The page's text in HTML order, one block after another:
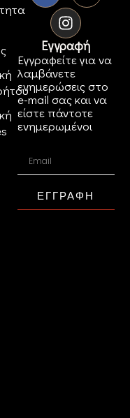
Εγγραφή
Εγγραφείτε για να
λαμβάνετε
ενημερώσεις στο
e-mail σας και να
είστε πάντοτε
ενημερωμένοι
ΕΓΓΡΑΦΗ